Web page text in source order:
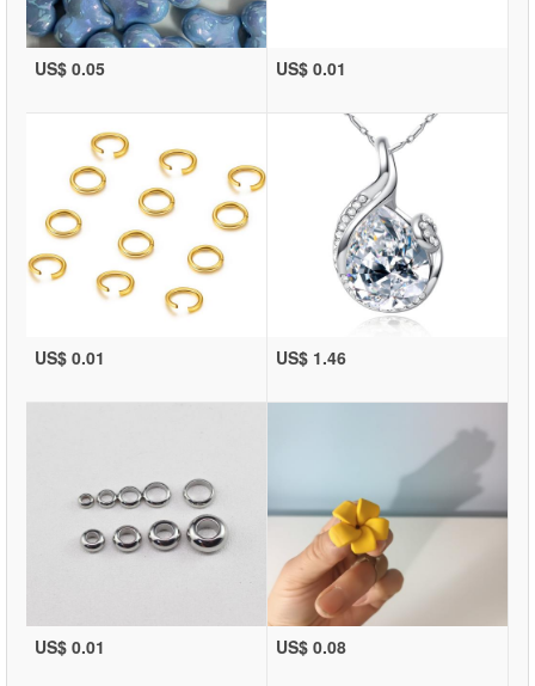
US$ 0.05 US$ 0.01
US$ 0.01 US$ 1.46
US$ 0.01 US$ 0.08